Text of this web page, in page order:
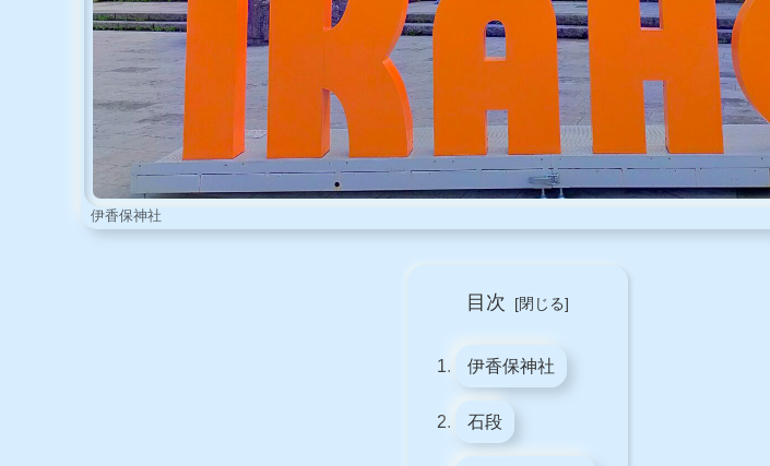
伊香保神社
目次
伊香保神社
石段